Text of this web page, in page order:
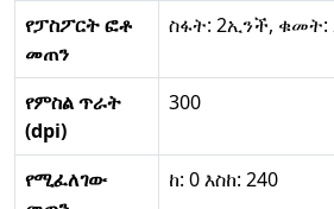
የፓስፖርት ፎቶ
መጠን
ስፋት: 2ኢንች, ቁመት:
የምስል ጥራት
(dpi)
300
የሚፈለገው
ከ: 0 እስከ: 240